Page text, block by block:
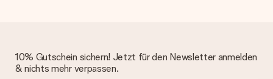
10% Gutschein sichern! Jetzt für den Newsletter anmelden
& nichts mehr verpassen.